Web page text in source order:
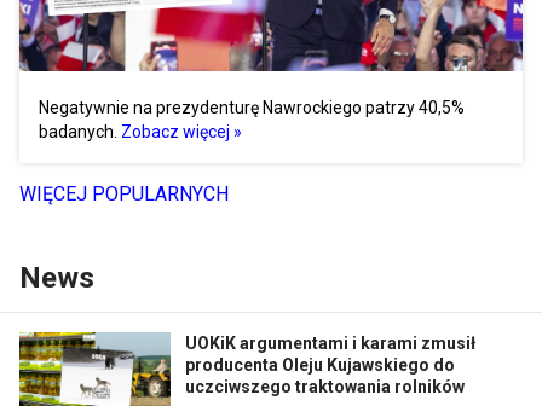
Negatywnie na prezydenturę Nawrockiego patrzy 40,5%
badanych. Zobacz więcej »
WIĘCEJ POPULARNYCH
News
UOKiK argumentami i karami zmusił
producenta Oleju Kujawskiego do
uczciwszego traktowania rolników